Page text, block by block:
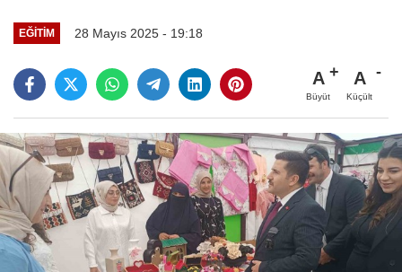
EĞITIM 28 Mayıs 2025 - 19:18
A
Büyüt
A
Küçült